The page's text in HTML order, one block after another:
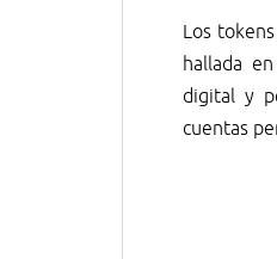
Los
hallada
digital y
cuentas